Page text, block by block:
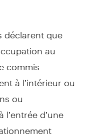
déclarent que
au
commis
à l’intérieur ou
ou
d’une